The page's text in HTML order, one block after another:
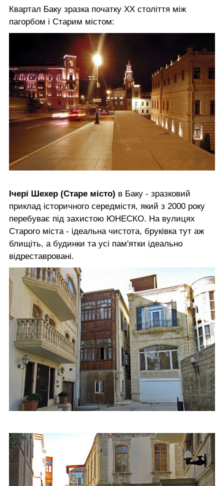
Квартал Баку зразка початку ХХ століття між
пагорбом і Старим містом:
Ічері Шехер (Старе місто) в Баку - зразковий
приклад історичного середмістя, який з 2000 року
перебуває під захистою ЮНЕСКО. На вулицях
Старого міста - ідеальна чистота, бруківка тут аж
блищіть, а будинки та усі пам'ятки ідеально
відреставровані.